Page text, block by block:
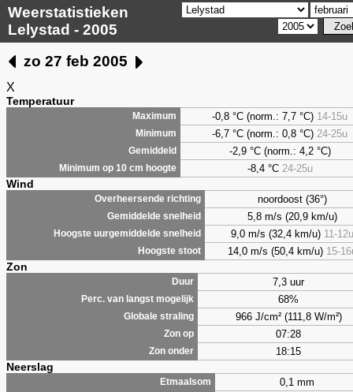
Weerstatistieken
Lelystad - 2005
zo 27 feb 2005
X
Temperatuur
Maximum -0,8 °C (norm.: 7,7 °C) 14-15u
Minimum -6,7 °C (norm.: 0,8 °C) 24-25u
Gemiddeld -2,9 °C (norm.: 4,2 °C)
Minimum op 10 cm hoogte -8,4 °C 24-25u
Wind
Overheersende richting noordoost (36°)
Gemiddelde snelheid 5,8 m/s (20,9 km/u)
Hoogste uurgemiddelde snelheid 9,0 m/s (32,4 km/u) 11-12u
Hoogste stoot 14,0 m/s (50,4 km/u) 15-
Zon
Duur 7,3 uur
Perc. van langst mogelijk 68%
Globale straling 966 J/cm² (111,8 W/m²)
Zon op 07:28
Zon onder 18:15
Neerslag
Etmaalsom 0,1 mm